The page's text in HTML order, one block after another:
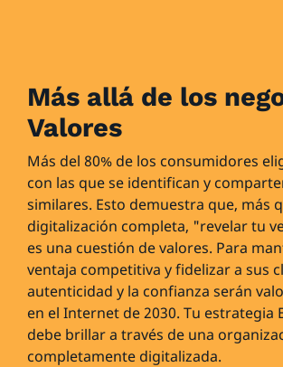
Más allá de los
Valores
Más del 80% de los consumidores
con las que se identifican y
similares. Esto demuestra que, más
digitalización completa, "revelar tu
es una cuestión de valores. Para
ventaja competitiva y fidelizar a sus
autenticidad y la confianza serán
en el Internet de 2030. Tu estrategia
debe brillar a través de una
completamente digitalizada.